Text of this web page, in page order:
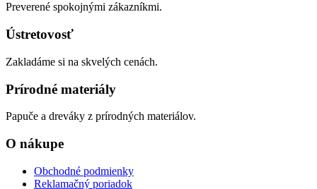
Preverené spokojnými zákazníkmi.
Ústretovosť
Zakladáme si na skvelých cenách.
Prírodné materiály
Papuče a dreváky z prírodných materiálov.
O nákupe
Obchodné podmienky
Reklamačný poriadok